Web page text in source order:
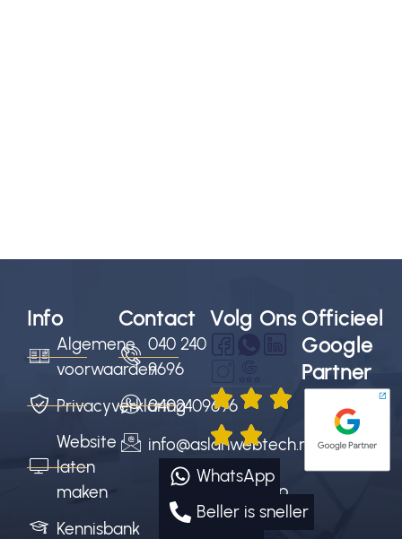
Info
Algemene
voorwaarden
Privacyverklaring
Website
laten
maken
Kennisbank
Contact
040 240
9696
0402409696
info@aslanwebtech.nl
Volg Ons
4.9/5
sterren op
Google
Officieel
Google
Partner
WhatsApp
Beller is sneller